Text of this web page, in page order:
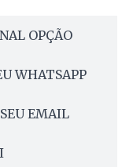
OPÇÃO
WHATSAPP
EMAIL